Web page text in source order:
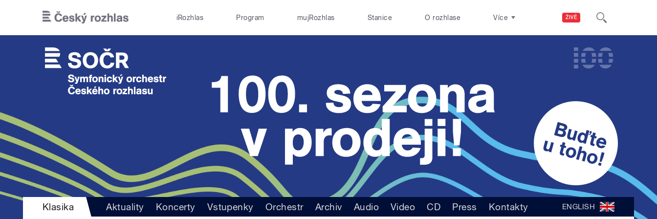
ŽIVĚ
iRozhlas Program mujRozhlas Stanice O rozhlase Více
Klasika Aktuality Koncerty Vstupenky Orchestr Archiv Audio Video CD Press Kontakty ENGLISH